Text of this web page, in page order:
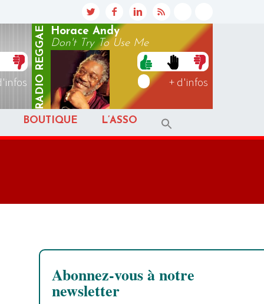
RADIO
REGGAE
Horace Andy
Don't Try To Use Me
+ d'infos
BOUTIQUE L’ASSO
Abonnez-vous à notre
newsletter